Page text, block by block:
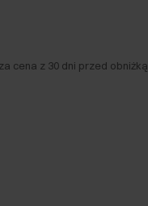
cena z 30 dni przed obniżką